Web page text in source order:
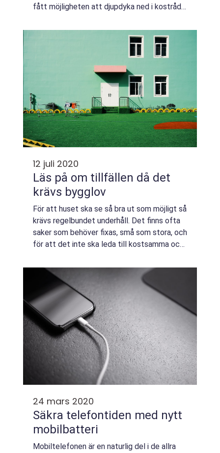
fått möjligheten att djupdyka ned i kostråd
för just ens egen kropp. Många har frångåt...
12 juli 2020
Läs på om tillfällen då det
krävs bygglov
För att huset ska se så bra ut som möjligt så
krävs regelbundet underhåll. Det finns ofta
saker som behöver fixas, små som stora, och
för att det inte ska leda till kostsamma och
24 mars 2020
Säkra telefontiden med nytt
mobilbatteri
Mobiltelefonen är en naturlig del i de allra